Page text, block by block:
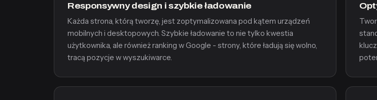
Responsywny design i szybkie ładowanie
Każda strona, którą tworzę, jest zoptymalizowana pod kątem urządzeń
mobilnych i desktopowych. Szybkie ładowanie to nie tylko kwestia
użytkownika, ale również ranking w Google - strony, które ładują się wolno,
tracą pozycje w wyszukiwarce.